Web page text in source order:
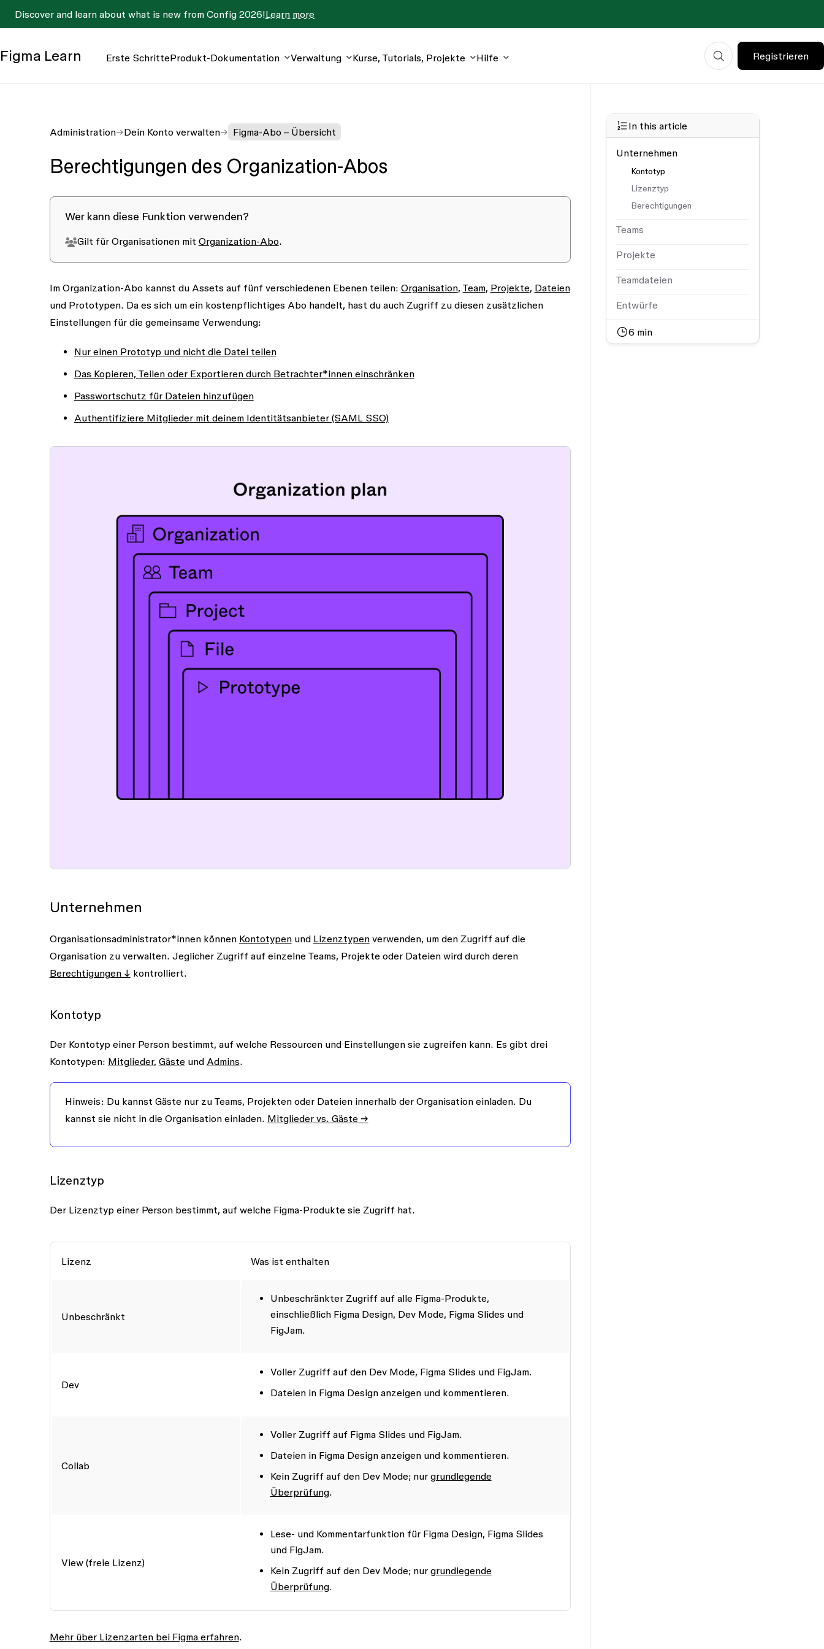
Discover and learn about what is new from Config 2026!Learn more
Figma Learn Erste SchritteProdukt-Dokumentation Verwaltung Kurse, Tutorials, Projekte Hilfe Registrieren
Administration Dein Konto verwalten Figma-Abo – Übersicht
Berechtigungen des Organization-Abos
Wer kann diese Funktion verwenden?
Gilt für Organisationen mit Organization-Abo.
Im Organization-Abo kannst du Assets auf fünf verschiedenen Ebenen teilen: Organisation, Team, Projekte, Dateien
und Prototypen. Da es sich um ein kostenpflichtiges Abo handelt, hast du auch Zugriff zu diesen zusätzlichen
Einstellungen für die gemeinsame Verwendung:
Nur einen Prototyp und nicht die Datei teilen
Das Kopieren, Teilen oder Exportieren durch Betrachter*innen einschränken
Passwortschutz für Dateien hinzufügen
Authentifiziere Mitglieder mit deinem Identitätsanbieter (SAML SSO)
Unternehmen
Organisationsadministrator*innen können Kontotypenund Lizenztypenverwenden, um den Zugriff auf die
Organisation zu verwalten. Jeglicher Zugriff auf einzelne Teams, Projekte oder Dateien wird durch deren
Berechtigungen ↓ kontrolliert.
Kontotyp
Der Kontotyp einer Person bestimmt, auf welche Ressourcen und Einstellungen sie zugreifen kann. Es gibt drei
Kontotypen: Mitglieder, Gästeund Admins.
Hinweis: Du kannst Gäste nur zu Teams, Projekten oder Dateien innerhalb der Organisation einladen. Du
kannst sie nicht in die Organisation einladen. Mitglieder vs. Gäste →
Lizenztyp
Der Lizenztyp einer Person bestimmt, auf welche Figma-Produkte sie Zugriff hat.
Lizenz Was ist enthalten
Unbeschränkt
Unbeschränkter Zugriff auf alle Figma-Produkte,
einschließlich Figma Design, Dev Mode, Figma Slides und
FigJam.
Dev
Voller Zugriff auf den Dev Mode, Figma Slides und FigJam.
Dateien in Figma Design anzeigen und kommentieren.
Collab
Voller Zugriff auf Figma Slides und FigJam.
Dateien in Figma Design anzeigen und kommentieren.
Kein Zugriff auf den Dev Mode; nur grundlegende
Überprüfung.
View (freie Lizenz)
Lese- und Kommentarfunktion für Figma Design, Figma Slides
und FigJam.
Kein Zugriff auf den Dev Mode; nur grundlegende
Überprüfung.
Mehr über Lizenzarten bei Figma erfahren.
In this article
Unternehmen
Kontotyp
Lizenztyp
Berechtigungen
Teams
Projekte
Teamdateien
Entwürfe
6 min